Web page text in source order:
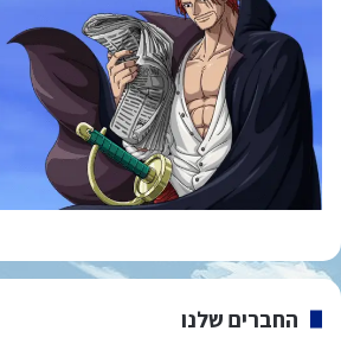
החברים שלנו